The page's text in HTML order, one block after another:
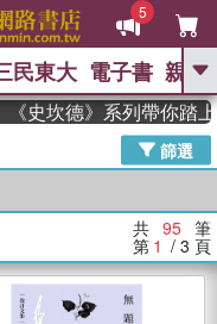
5
GO
The Odyssey 、
群喵 、 國際布克獎 臺灣
孩：黎曼猜想 、 偉大的
民東大 電子書 親子
德》系列帶你踏上熱血
篩選
共 95 筆
第 1 / 3 頁